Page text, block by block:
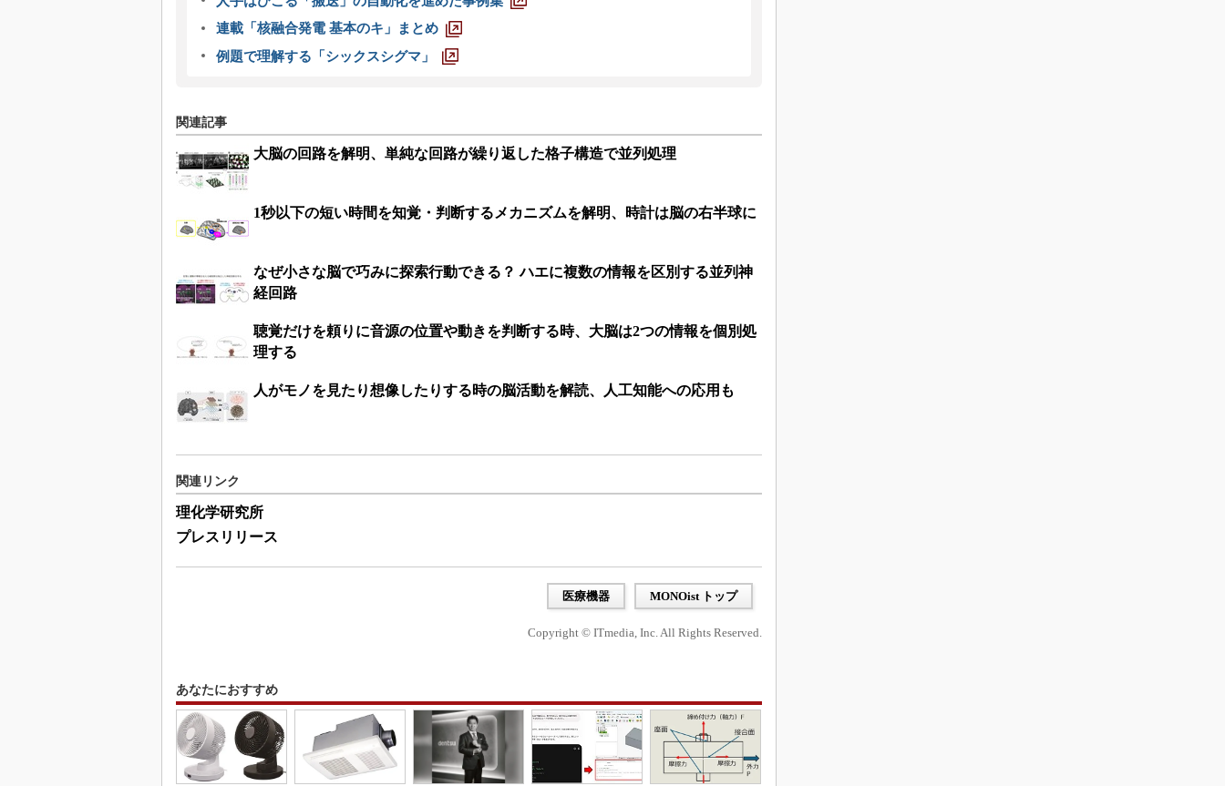
連載「核融合発電 基本のキ」まとめ
例題で理解する「シックスシグマ」
関連記事
大脳の回路を解明、単純な回路が繰り返した格子構造で並列処理
1秒以下の短い時間を知覚・判断するメカニズムを解明、時計は脳の右半球に
なぜ小さな脳で巧みに探索行動できる？ ハエに複数の情報を区別する並列神
経回路
聴覚だけを頼りに音源の位置や動きを判断する時、大脳は2つの情報を個別処
理する
人がモノを見たり想像したりする時の脳活動を解読、人工知能への応用も
関連リンク
理化学研究所
プレスリリース
医療機器 MONOist トップ
Copyright © ITmedia, Inc. All Rights Reserved.
あなたにおすすめ